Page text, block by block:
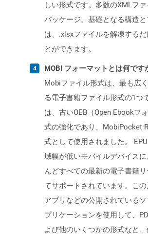
しい形式です。多数のXMLフ
パッケージ。基礎となる構造
は、.xlsxファイルを解凍する
とができます。
MOBI フォーマットとは何です
Mobiファイル形式は、最も広
る電子書籍ファイル形式の1つ
は、古いOEB（Open Ebookフ
式の強化であり、MobiPocket
式として使用されました。
域幅が低いモバイルデバイスに
んどすべての最新の電子書籍
てサポートされています。こ
アプリなどの公開されている
プリケーションを使用して、
よび他のいくつかの形式など